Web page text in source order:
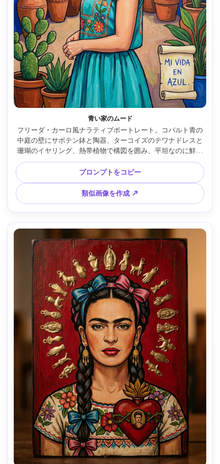
青い家のムード
フリーダ・カーロ風ナラティブポートレート。コバルト青の
中庭の壁にサボテン鉢と陶器、ターコイズのテワナドレスと
珊瑚のイヤリング、熱帯植物で構図を囲み、平坦なのに鮮烈
な色調、太い輪郭、親密な自伝的雰囲気、手描き質感、詳
細、85mmレンズ、浅い被写界深度、柔らかなシネマティッ
ク照明 --ar 4:5
プロンプトをコピー
類似画像を作成 ↗